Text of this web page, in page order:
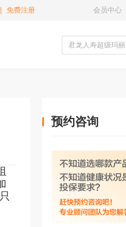
免费注册 会员中心
预约咨询